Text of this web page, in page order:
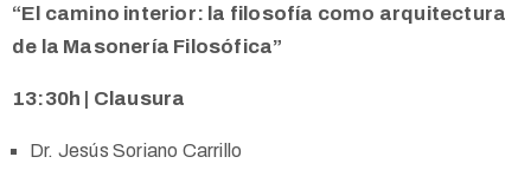
“El camino interior: la filosofía como arquitectura
de la Masonería Filosófica”
13:30h | Clausura
Dr. Jesús Soriano Carrillo